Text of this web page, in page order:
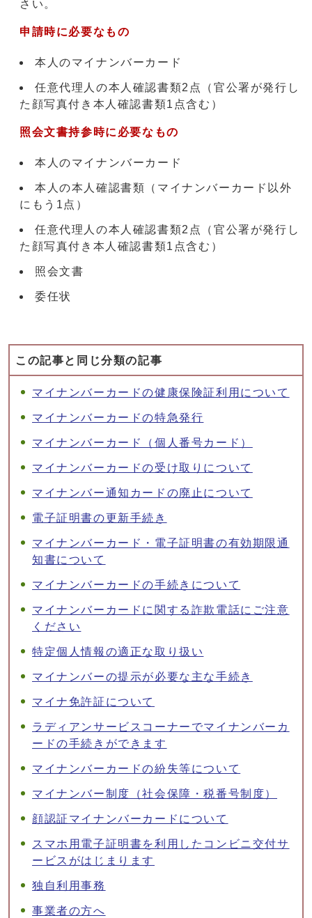
さい。
申請時に必要なもの
本人のマイナンバーカード
任意代理人の本人確認書類2点（官公署が発行し
た顔写真付き本人確認書類1点含む）
照会文書持参時に必要なもの
本人のマイナンバーカード
本人の本人確認書類（マイナンバーカード以外
にもう1点）
任意代理人の本人確認書類2点（官公署が発行し
た顔写真付き本人確認書類1点含む）
照会文書
委任状
この記事と同じ分類の記事
マイナンバーカードの健康保険証利用について
マイナンバーカードの特急発行
マイナンバーカード（個人番号カード）
マイナンバーカードの受け取りについて
マイナンバー通知カードの廃止について
電子証明書の更新手続き
マイナンバーカード・電子証明書の有効期限通
知書について
マイナンバーカードの手続きについて
マイナンバーカードに関する詐欺電話にご注意
ください
特定個人情報の適正な取り扱い
マイナンバーの提示が必要な主な手続き
マイナ免許証について
ラディアンサービスコーナーでマイナンバーカ
ードの手続きができます
マイナンバーカードの紛失等について
マイナンバー制度（社会保障・税番号制度）
顔認証マイナンバーカードについて
スマホ用電子証明書を利用したコンビニ交付サ
ービスがはじまります
独自利用事務
事業者の方へ